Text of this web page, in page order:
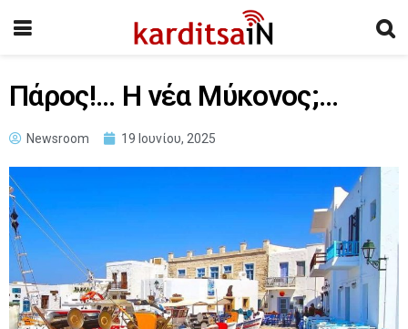
Πάρος!… Η νέα Μύκονος;…
Newsroom 19 Ιουνίου, 2025